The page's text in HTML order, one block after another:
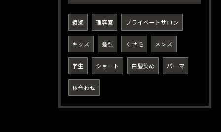
綾瀬 理容室 プライベートサロン
キッズ 髪型 くせ毛 メンズ
学生 ショート 白髪染め パーマ
似合わせ